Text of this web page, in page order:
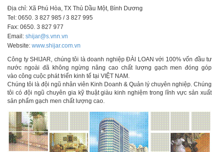
Địa chỉ: Xã Phú Hòa, TX Thủ Dầu Một, Bình Dương
Tel: 0650. 3 827 985 / 3 827 995
Fax: 0650. 3 827 977
Email: shijar@s.vnn.vn
Website: www.shijar.com.vn
Công ty SHIJAR, chúng tôi là doanh nghiệp ĐÀI LOAN với 100% vốn đầu tư
nước ngoài đã không ngừng nâng cao chất lượng gạch men đóng góp
vào công cuộc phát triển kinh tế tại VIỆT NAM.
Chúng tôi là đội ngũ nhân viên Kinh Doanh & Quản lý chuyên nghiệp. Chúng
tôi có đội ngũ chuyên gia kỹ thuật giàu kinh nghiệm trong lĩnh vực sản xuất
sản phẩm gạch men chất lượng cao.